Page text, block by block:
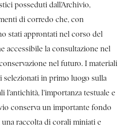
posseduti dall’Archivio,
di corredo che, con
stati approntati nel corso del
accessibile la consultazione nel
nel futuro. I materiali
selezionati in primo luogo sulla
l’importanza testuale e
conserva un importante fondo
raccolta di corali miniati e